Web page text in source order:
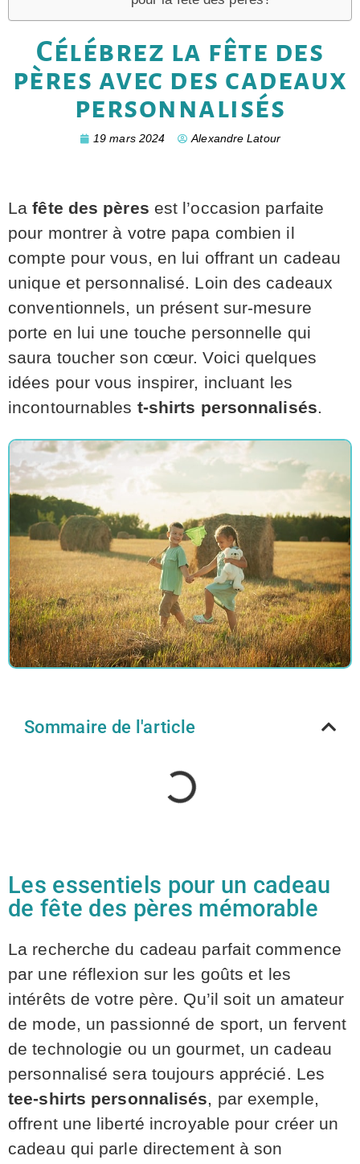
Célébrez la fête des
pères avec des cadeaux
personnalisés
19 mars 2024 Alexandre Latour
Lafête des pères est l’occasion parfaite
pour montrer à votre papa combien il
compte pour vous, en lui offrant un cadeau
unique et personnalisé. Loin des cadeaux
conventionnels, un présent sur-mesure
porte en lui une touche personnelle qui
saura toucher son cœur. Voici quelques
idées pour vous inspirer, incluant les
incontournables t-shirts personnalisés.
Sommaire de l'article
Les essentiels pour un cadeau
de fête des pères mémorable
La recherche du cadeau parfait commence
par une réflexion sur les goûts et les
intérêts de votre père. Qu’il soit un amateur
de mode, un passionné de sport, un fervent
de technologie ou un gourmet, un cadeau
personnalisé sera toujours apprécié. Les
tee-shirts personnalisés, par exemple,
offrent une liberté incroyable pour créer un
cadeau qui parle directement à son